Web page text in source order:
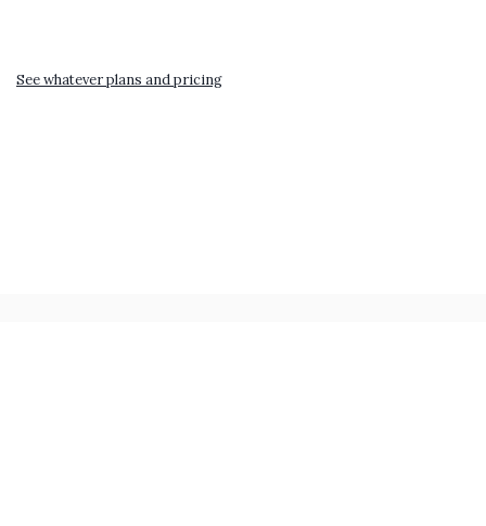
See whatever plans and pricing